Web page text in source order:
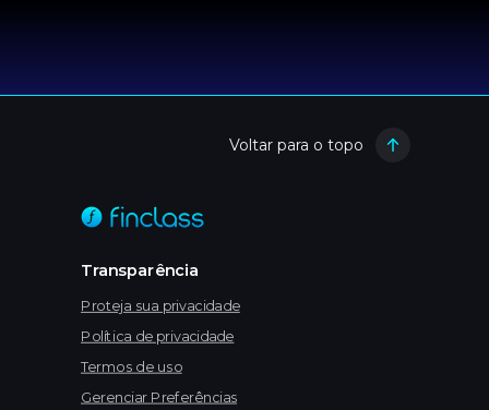
Voltar para o topo
Transparência
Proteja sua privacidade
Política de privacidade
Termos de uso
Gerenciar Preferências